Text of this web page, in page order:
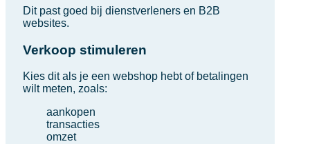
Dit past goed bij dienstverleners en B2B
websites.
Verkoop stimuleren
Kies dit als je een webshop hebt of betalingen
wilt meten, zoals:
aankopen
transacties
omzet